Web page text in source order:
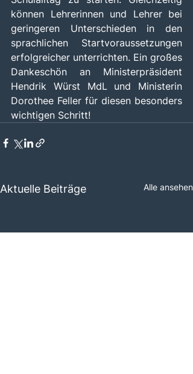
können Lehrerinnen und Lehrer bei
geringeren Unterschieden in den
sprachlichen Startvoraussetzungen
erfolgreicher unterrichten. Ein großes
Dankeschön an Ministerpräsident
Hendrik Würst MdL und Ministerin
Dorothee Feller für diesen besonders
wichtigen Schritt!
Aktuelle Beiträge Alle ansehen